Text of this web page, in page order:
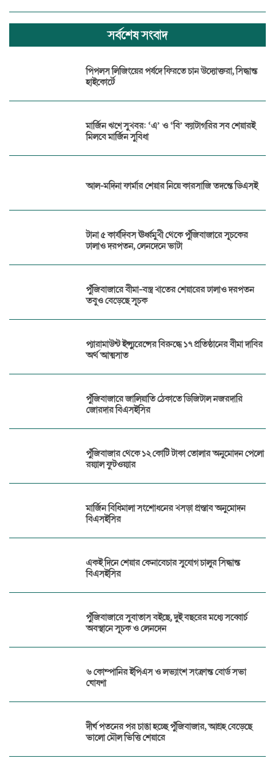
সর্বশেষ সংবাদ
পিপলস লিজিংয়ের পর্ষদে ফিরতে চান উদ্যোক্তরা, সিদ্ধান্ত
হাইকোর্টে
মার্জিন ঋণে সুখবর: ‘এ’ ও ‘বি’ ক্যাটাগরির সব শেয়ারই
মিলবে মার্জিন সুবিধা
আল-মদিনা ফার্মার শেয়ার নিয়ে কারসাজি তদন্তে ডিএসই
টানা ৫ কার্যদিবস ঊর্ধ্বমুখী থেকে পুঁজিবাজারে সূচকের
ঢালাও দরপতন, লেনদেনে ভাটা
পুঁজিবাজারে বীমা-বস্ত্র খাতের শেয়ারের ঢালাও দরপতন
তবুও বেড়েছে সূচক
প্যারামাউন্ট ইন্স্যুরেন্সের বিরুদ্ধে ১৭ প্রতিষ্ঠানের বীমা দাবির
অর্থ আত্মসাত
পুঁজিবাজারে জালিয়াতি ঠেকাতে ডিজিটাল নজরদারি
জোরদার বিএসইসির
পুঁজিবাজার থেকে ১২ কোটি টাকা তোলার অনুমোদন পেলো
রয়্যাল ফুটওয়্যার
মার্জিন বিধিমালা সংশোধনের খসড়া প্রস্তাব অনুমোদন
বিএসইসির
একই দিনে শেয়ার কেনাবেচার সুযোগ চালুর সিদ্ধান্ত
বিএসইসির
পুঁজিবাজারে সুবাতাস বইছে, দুই বছরের মধ্যে সব্বোর্চ
অবস্থানে সূচক ও লেনদেন
৬ কোম্পানির ইপিএস ও লভ্যাংশ সংক্রান্ত বোর্ড সভা
ঘোষণা
দীর্ঘ পতনের পর চাঙা হচ্ছে পুঁজিবাজার, আগ্রহ বেড়েছে
ভালো মৌল ভিত্তি শেয়ারে